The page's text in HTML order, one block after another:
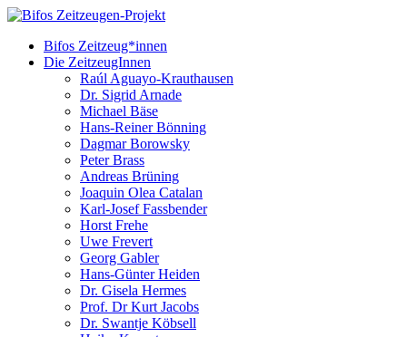
Bifos Zeitzeug*innen
Die ZeitzeugInnen
Raúl Aguayo-Krauthausen
Dr. Sigrid Arnade
Michael Bäse
Hans-Reiner Bönning
Dagmar Borowsky
Peter Brass
Andreas Brüning
Joaquin Olea Catalan
Karl-Josef Fassbender
Horst Frehe
Uwe Frevert
Georg Gabler
Hans-Günter Heiden
Dr. Gisela Hermes
Prof. Dr Kurt Jacobs
Dr. Swantje Köbsell